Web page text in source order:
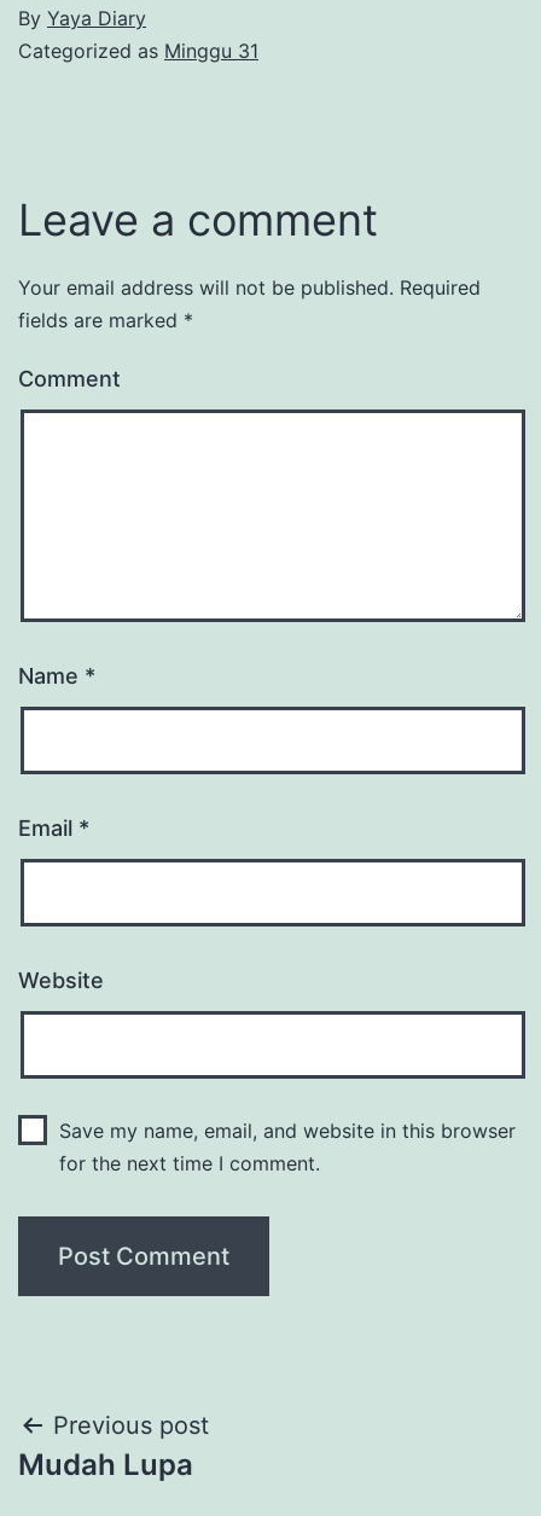
By Yaya Diary
Categorized as Minggu 31
Leave a comment
Your email address will not be published. Required
fields are marked *
Comment
Name *
Email *
Website
Save my name, email, and website in this browser
for the next time I comment.
Post
navigation
Previous post
Mudah Lupa